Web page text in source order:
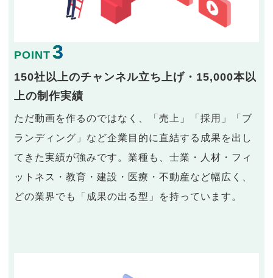
POINT 3
150社以上のチャンネル立ち上げ・15,000本以
上の制作実績
ただ動画を作るのではなく、「売上」「採用」「ブ
ランディング」など企業目的に直結する成果を出し
てきた実績が強みです。業種も、士業・人材・フィ
ットネス・教育・建設・医療・不動産など幅広く、
どの業界でも「成果の出る型」を持っています。